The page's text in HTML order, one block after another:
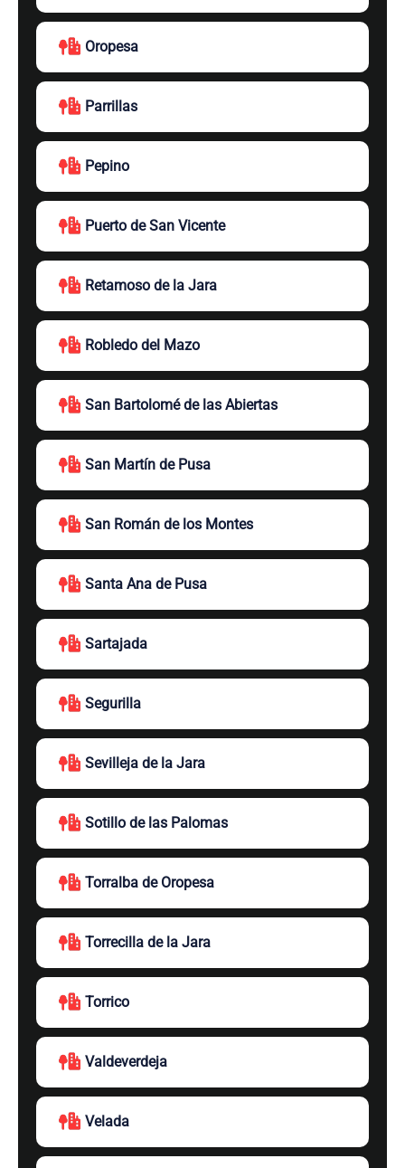
Oropesa
Parrillas
Pepino
Puerto de San Vicente
Retamoso de la Jara
Robledo del Mazo
San Bartolomé de las Abiertas
San Martín de Pusa
San Román de los Montes
Santa Ana de Pusa
Sartajada
Segurilla
Sevilleja de la Jara
Sotillo de las Palomas
Torralba de Oropesa
Torrecilla de la Jara
Torrico
Valdeverdeja
Velada